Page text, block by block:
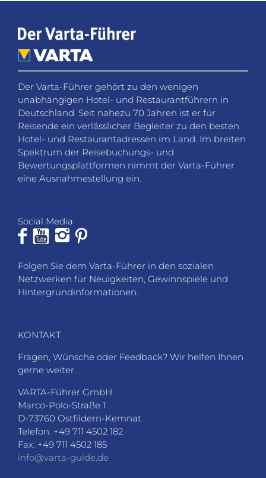
Der Varta-Führer gehört zu den wenigen
unabhängigen Hotel- und Restaurantführern in
Deutschland. Seit nahezu 70 Jahren ist er für
Reisende ein verlässlicher Begleiter zu den besten
Hotel- und Restaurantadressen im Land. Im breiten
Spektrum der Reisebuchungs- und
Bewertungsplattformen nimmt der Varta-Führer
eine Ausnahmestellung ein.
Social Media
Folgen Sie dem Varta-Führer in den sozialen
Netzwerken für Neuigkeiten, Gewinnspiele und
Hintergrundinformationen.
KONTAKT
Fragen, Wünsche oder Feedback? Wir helfen Ihnen
gerne weiter.
VARTA-Führer GmbH
Marco-Polo-Straße 1
D-73760 Ostfildern-Kemnat
Telefon: +49 711 4502 182
Fax: +49 711 4502 185
info@varta-guide.de